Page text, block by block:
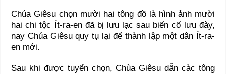
Chúa Giêsu chọn mười hai tông đồ là hình ảnh mười
hai chi tộc Ít-ra-en đã bị lưu lạc sau biến cố lưu đày,
nay Chúa Giêsu quy tụ lại để thành lập một dân Ít-ra-
en mới.
Sau khi được tuyển chọn, Chùa Giêsu dẫn càc tông